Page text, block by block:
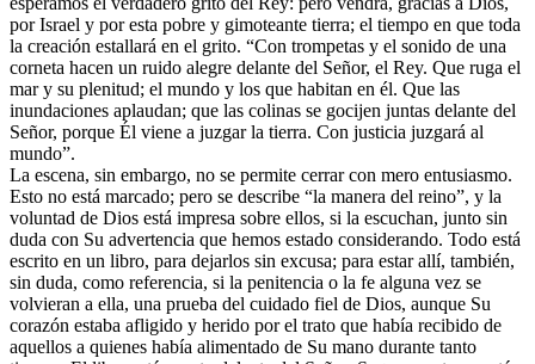
por Israel y por esta pobre y gimoteante tierra; el tiempo en que toda
la creación estallará en el grito. “Con trompetas y el sonido de una
corneta hacen un ruido alegre delante del Señor, el Rey. Que ruga el
mar y su plenitud; el mundo y los que habitan en él. Que las
inundaciones aplaudan; que las colinas se gocijen juntas delante del
Señor, porque Él viene a juzgar la tierra. Con justicia juzgará al
mundo”.
La escena, sin embargo, no se permite cerrar con mero entusiasmo.
Esto no está marcado; pero se describe “la manera del reino”, y la
voluntad de Dios está impresa sobre ellos, si la escuchan, junto sin
duda con Su advertencia que hemos estado considerando. Todo está
escrito en un libro, para dejarlos sin excusa; para estar allí, también,
sin duda, como referencia, si la penitencia o la fe alguna vez se
volvieran a ella, una prueba del cuidado fiel de Dios, aunque Su
corazón estaba afligido y herido por el trato que había recibido de
aquellos a quienes había alimentado de Su mano durante tanto